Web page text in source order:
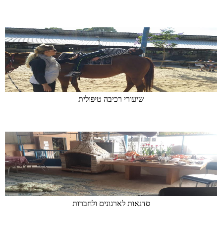
שיעורי רכיבה טיפולית
סדנאות לארגונים ולחברות